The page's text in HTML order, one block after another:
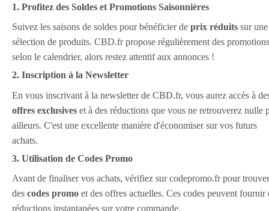
1. Profitez des Soldes et Promotions Saisonnières
Suivez les saisons de soldes pour bénéficier de prix réduits sur une
sélection de produits. CBD.fr propose régulièrement des promotions
selon le calendrier, alors restez attentif aux annonces !
2. Inscription à la Newsletter
En vous inscrivant à la newsletter de CBD.fr, vous aurez accès à
offres exclusives et à des réductions que vous ne retrouverez nulle
ailleurs. C'est une excellente manière d'économiser sur vos futurs
achats.
3. Utilisation de Codes Promo
Avant de finaliser vos achats, vérifiez sur codepromo.fr pour trouver
des codes promo et des offres actuelles. Ces codes peuvent fournir
réductions instantanées sur votre commande.